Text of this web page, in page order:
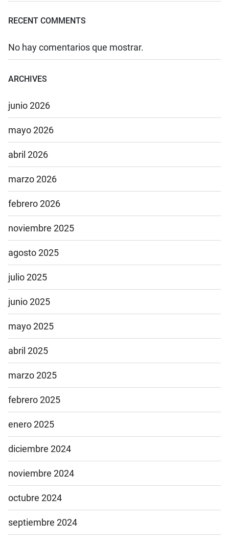
RECENT COMMENTS
No hay comentarios que mostrar.
ARCHIVES
junio 2026
mayo 2026
abril 2026
marzo 2026
febrero 2026
noviembre 2025
agosto 2025
julio 2025
junio 2025
mayo 2025
abril 2025
marzo 2025
febrero 2025
enero 2025
diciembre 2024
noviembre 2024
octubre 2024
septiembre 2024